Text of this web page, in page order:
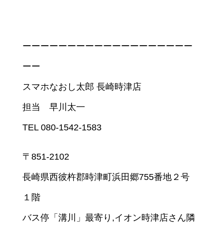
ーーーーーーーーーーーーーーーーーーー
ーー
スマホなおし太郎 長崎時津店
担当 早川太一
TEL 080-1542-1583
〒851-2102
長崎県西彼杵郡時津町浜田郷755番地２号
１階
バス停「溝川」最寄り,イオン時津店さん隣